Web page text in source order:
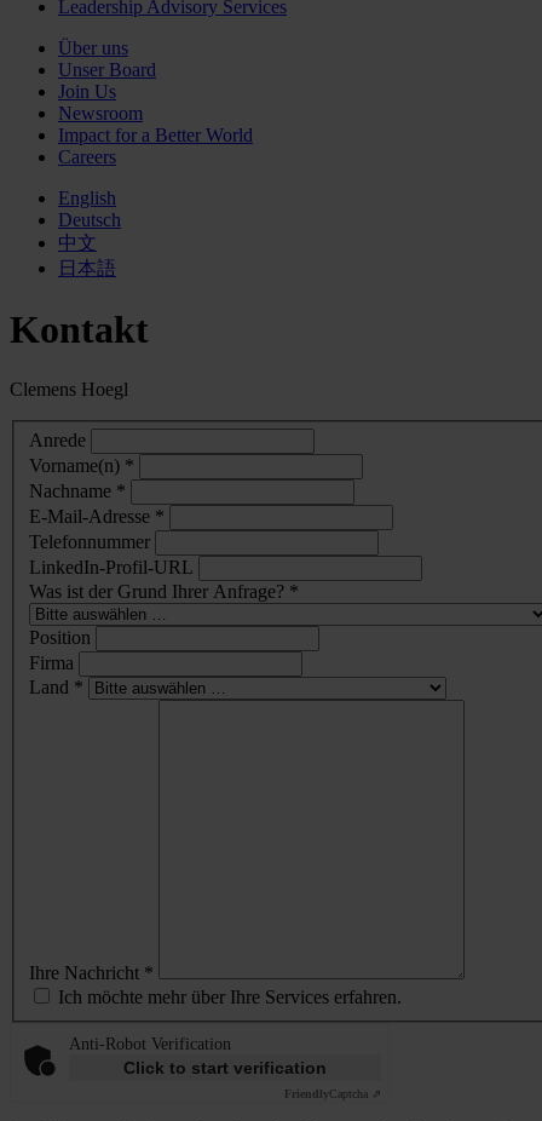
Leadership Advisory Services
Über uns
Unser Board
Join Us
Newsroom
Impact for a Better World
Careers
English
Deutsch
中文
日本語
Kontakt
Clemens Hoegl
Anrede
Vorname(n) *
Nachname *
E-Mail-Adresse *
Telefonnummer
LinkedIn-Profil-URL
Was ist der Grund Ihrer Anfrage? *
Position
Firma
Land *
Ihre Nachricht *
Ich möchte mehr über Ihre Services erfahren.
Anti-Robot Verification
Click to start verification
FriendlyCaptcha ⇗